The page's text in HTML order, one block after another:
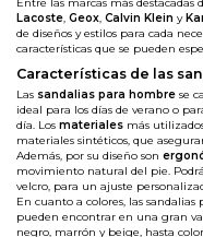
Lacoste, Geox, Calvin Klein y
de diseños y estilos para cada
características que se pueden
Características de las
Las sandalias para hombre se
ideal para los días de verano o
día. Los materiales más
materiales sintéticos, que
Además, por su diseño son
movimiento natural del pie.
velcro, para un ajuste
En cuanto a colores, las
pueden encontrar en una gran
negro, marrón y beige, hasta